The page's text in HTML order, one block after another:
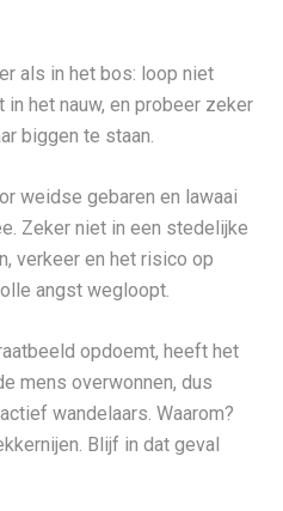
als in het bos: loop niet
het nauw, en probeer zeker
biggen te staan.
weidse gebaren en lawaai
Zeker niet in een stedelijke
verkeer en het risico op
angst wegloopt.
opdoemt, heeft het
mens overwonnen, dus
wandelaars. Waarom?
Blijf in dat geval